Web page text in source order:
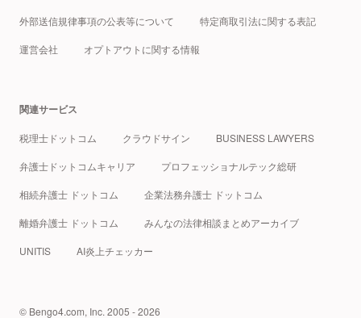
外部送信規律事項の公表等について 特定商取引法に関する表記
運営会社 オプトアウトに関する情報
関連サービス
税理士ドットコム クラウドサイン BUSINESS LAWYERS
弁護士ドットコムキャリア プロフェッショナルテック総研
相続弁護士 ドットコム 企業法務弁護士 ドットコム
離婚弁護士 ドットコム みんなの法律相談まとめアーカイブ
UNITIS AI炎上チェッカー
© Bengo4.com, Inc. 2005 - 2026